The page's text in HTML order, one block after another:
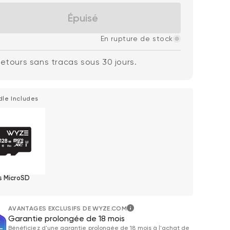
Épuisé
En rupture de stock
sans tracas sous 30 jours.
Includes
MicroSD
AVANTAGES EXCLUSIFS DE WYZE.COM
Garantie prolongée de 18 mois
Bénéficiez d'une garantie prolongée de 18 mois à l'achat de